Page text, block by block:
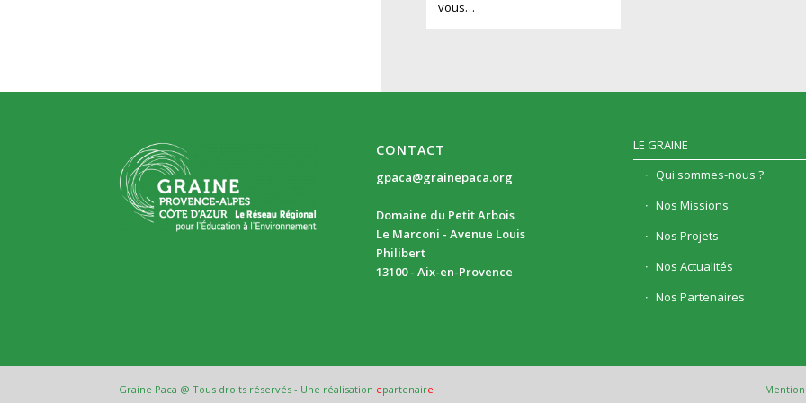
vous…
CONTACT
gpaca@grainepaca.org
Domaine du Petit Arbois
Le Marconi - Avenue Louis
Philibert
13100 - Aix-en-Provence
LE GRAINE
Qui sommes-nous ?
Nos Missions
Nos Projets
Nos Actualités
Nos Partenaires
Graine Paca @ Tous droits réservés - Une réalisation epartenaire